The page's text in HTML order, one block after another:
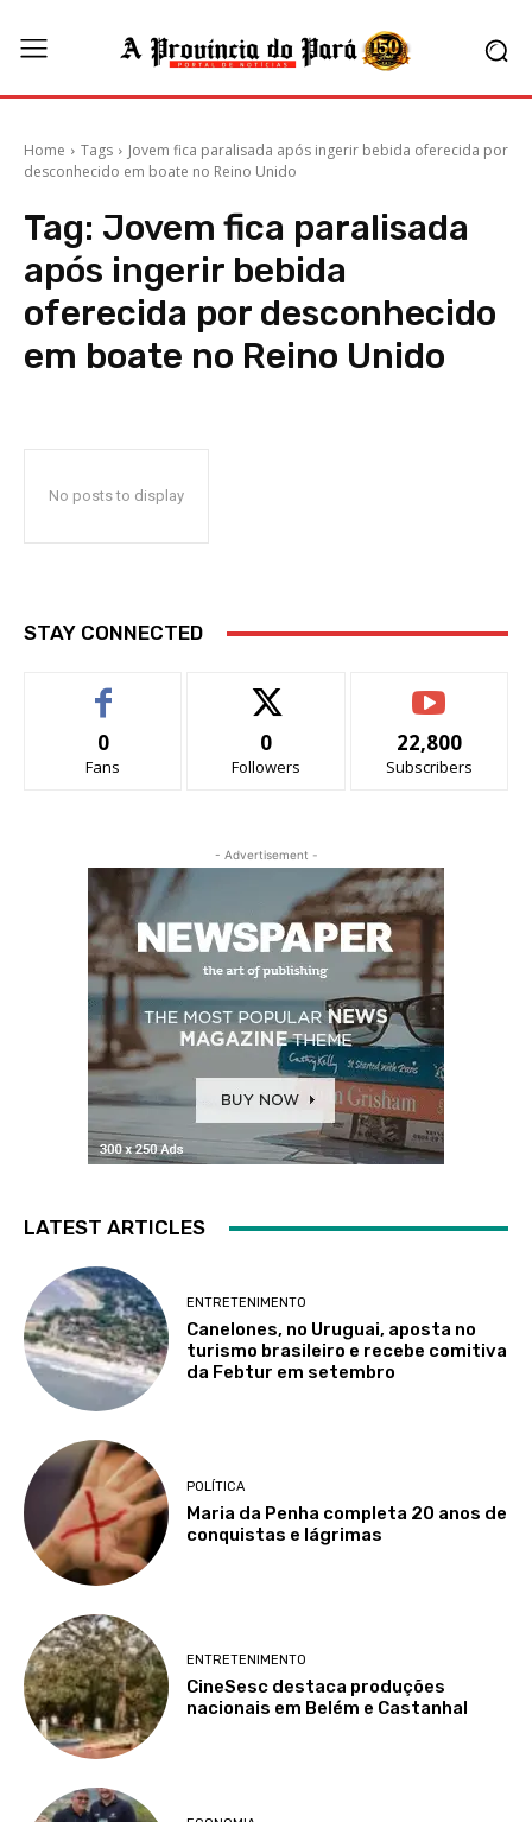
Home Tags
Jovem fica paralisada após ingerir bebida oferecida por
desconhecido em boate no Reino Unido
Tag: Jovem fica paralisada
após ingerir bebida
oferecida por desconhecido
em boate no Reino Unido
No posts to display
STAY CONNECTED
0
Fans
0
Followers
22,800
Subscribers
- Advertisement -
LATEST ARTICLES
ENTRETENIMENTO
Canelones, no Uruguai, aposta no
turismo brasileiro e recebe comitiva
da Febtur em setembro
POLÍTICA
Maria da Penha completa 20 anos de
conquistas e lágrimas
ENTRETENIMENTO
CineSesc destaca produções
nacionais em Belém e Castanhal